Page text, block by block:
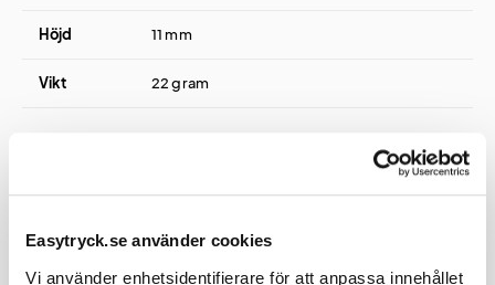
Easytryck.se använder cookies
Vi använder enhetsidentifierare för att anpassa innehållet
Höjd 11 mm
Vikt 22 gram